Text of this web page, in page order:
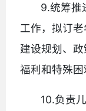
9.统筹推
工作，拟订
建设规划、
福利和特殊困
10.负责